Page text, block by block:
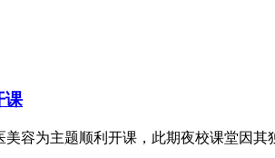
课
美容为主题顺利开课，此期夜校课堂因